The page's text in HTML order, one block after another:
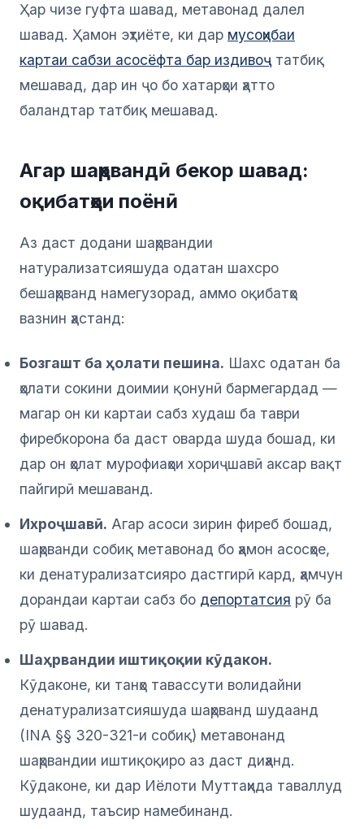
Ҳар чизе гуфта шавад, метавонад далел
шавад. Ҳамон эҳтиёте, ки дар мусоҳибаи
картаи сабзи асосёфта бар издивоҷ татбиқ
мешавад, дар ин ҷо бо хатарҳои ҳатто
баландтар татбиқ мешавад.
Агар шаҳрвандӣ бекор шавад:
оқибатҳои поёнӣ
Аз даст додани шаҳрвандии
натурализатсияшуда одатан шахсро
бешаҳрванд намегузорад, аммо оқибатҳо
вазнин ҳастанд:
Бозгашт ба ҳолати пешина. Шахс одатан ба
ҳолати сокини доимии қонунӣ бармегардад —
магар он ки картаи сабз худаш ба таври
фиребкорона ба даст оварда шуда бошад, ки
дар он ҳолат мурофиаҳои хориҷшавӣ аксар вақт
пайгирӣ мешаванд.
Ихроҷшавӣ. Агар асоси зирин фиреб бошад,
шаҳрванди собиқ метавонад бо ҳамон асосҳое,
ки денатурализатсияро дастгирӣ кард, ҳамчун
дорандаи картаи сабз бо депортатсия рӯ ба
рӯ шавад.
Шаҳрвандии иштиқоқии кӯдакон.
Кӯдаконе, ки танҳо тавассути волидайни
денатурализатсияшуда шаҳрванд шудаанд
(INA §§ 320-321-и собиқ) метавонанд
шаҳрвандии иштиқоқиро аз даст диҳанд.
Кӯдаконе, ки дар Иёлоти Муттаҳида таваллуд
шудаанд, таъсир намебинанд.